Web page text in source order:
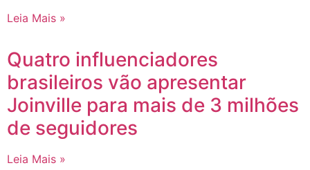
Leia Mais »
Quatro influenciadores
brasileiros vão apresentar
Joinville para mais de 3 milhões
de seguidores
Leia Mais »